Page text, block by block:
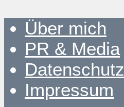
Über mich
PR & Media
Datenschutz
Impressum